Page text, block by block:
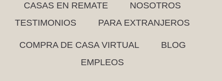
CASAS EN REMATE
NOSOTROS
TESTIMONIOS
PARA EXTRANJEROS
COMPRA DE CASA VIRTUAL
BLOG
EMPLEOS